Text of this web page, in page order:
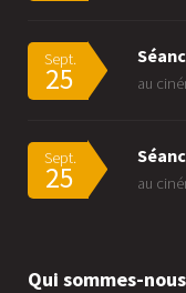
Sept.
25 au
Sept.
25 au
Qui sommes-